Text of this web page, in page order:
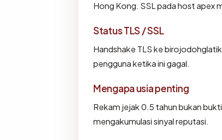
Hong Kong. SSL pada host apex
Status TLS / SSL
Handshake TLS ke
pengguna ketika ini gagal.
Mengapa usia penting
Rekam jejak 0.5 tahun bukan
mengakumulasi sinyal reputasi.